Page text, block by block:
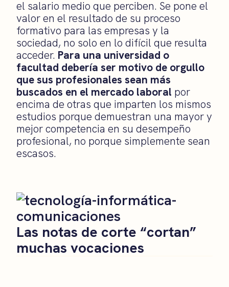
el salario medio que perciben. Se pone el
valor en el resultado de su proceso
formativo para las empresas y la
sociedad, no solo en lo difícil que resulta
acceder. Para una universidad o
facultad debería ser motivo de orgullo
que sus profesionales sean más
buscados en el mercado laboral por
encima de otras que imparten los mismos
estudios porque demuestran una mayor y
mejor competencia en su desempeño
profesional, no porque simplemente sean
escasos.
Las notas de corte “cortan”
muchas vocaciones